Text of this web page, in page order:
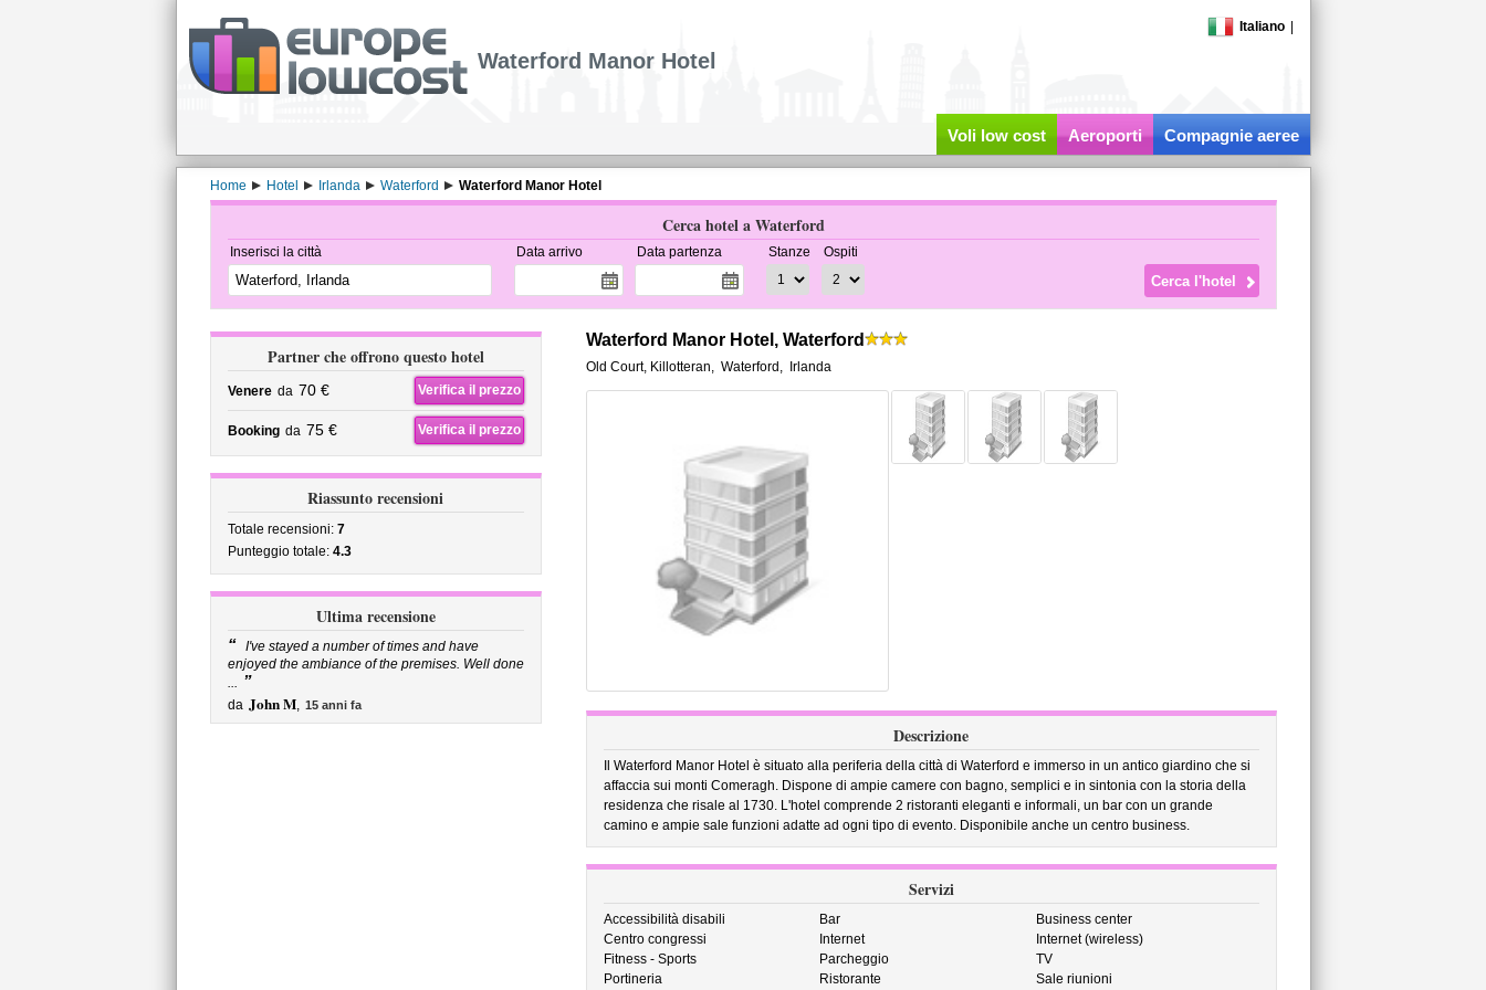
Italiano
Waterford Manor Hotel
Voli low cost Aeroporti Compagnie aeree
Home Hotel Irlanda Waterford Waterford Manor Hotel
Cerca hotel a Waterford
Inserisci la città Data arrivo Data partenza Stanze Ospiti
Partner che offrono questo hotel
Venere da 70 € Verifica il prezzo
Booking da 75 € Verifica il prezzo
Riassunto recensioni
Totale recensioni: 7
Punteggio totale: 4.3
Ultima recensione
“
I've stayed a number of times and have
enjoyed the ambiance of the premises. Well done
... ”
da John M, 15 anni fa
Waterford Manor Hotel, Waterford
Old Court, Killotteran, Waterford , Irlanda
Descrizione
Il Waterford Manor Hotel è situato alla periferia della città di Waterford e immerso in un antico giardino che si
affaccia sui monti Comeragh. Dispone di ampie camere con bagno, semplici e in sintonia con la storia della
residenza che risale al 1730. L'hotel comprende 2 ristoranti eleganti e informali, un bar con un grande
camino e ampie sale funzioni adatte ad ogni tipo di evento. Disponibile anche un centro business.
Servizi
Accessibilità disabili Bar
Business center
Centro congressi
Internet
Internet (wireless)
Fitness - Sports
Parcheggio
TV
Portineria
Ristorante Sale riunioni